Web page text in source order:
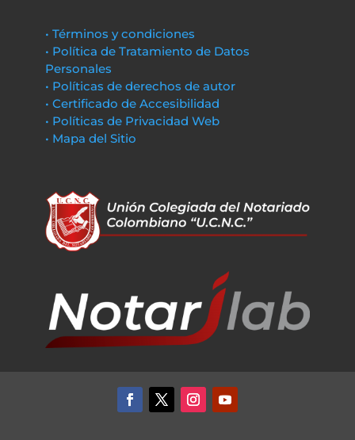
• Términos y condiciones
• Política de Tratamiento de Datos
Personales
• Políticas de derechos de autor
• Certificado de Accesibilidad
• Políticas de Privacidad Web
• Mapa del Sitio